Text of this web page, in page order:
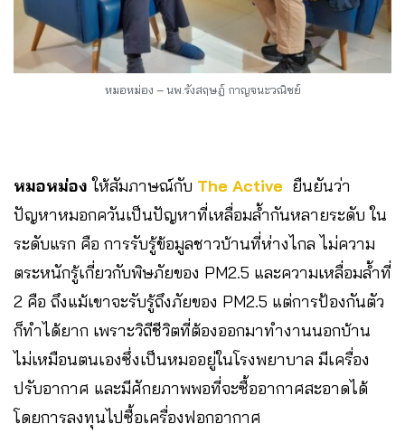
หมอหม่อง – นพ.รังสฤษฎ์ กาญจนะวณิชย์
หมอหม่อง ให้สัมภาษณ์กับ The Active ยืนยันว่า
ปัญหาหมอกควันเป็นปัญหาที่เหลื่อมล้ำกันหลายระดับ ใน
ระดับแรก คือ การรับรู้ข้อมูลชาวบ้านที่ห่างไกล ไม่ความ
ตระหนักรู้เกี่ยวกับพิษภัยของ PM2.5 และความเหลื่อมล้ำที่
2 คือ ถึงแม้เขาจะรับรู้ถึงภัยของ PM2.5 แต่การป้องกันตัว
ก็ทำได้ยาก เพราะวิถีชีวิตที่ต้องออกมาทำงานนอกบ้าน
ไม่เหมือนตนเองซึ่งเป็นหมออยู่ในโรงพยาบาล มีเครื่อง
ปรับอากาศ และมีศักยภาพพอที่จะซื้ออากาศสะอาดได้
โดยการลงทุนไปซื้อเครื่องฟอกอากาศ